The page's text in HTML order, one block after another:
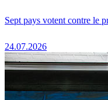
Sept pays votent contre le
24.07.2026